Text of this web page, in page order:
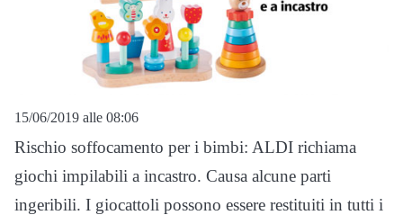
15/06/2019 alle 08:06
Rischio soffocamento per i bimbi: ALDI richiama
giochi impilabili a incastro. Causa alcune parti
ingeribili. I giocattoli possono essere restituiti in tutti i